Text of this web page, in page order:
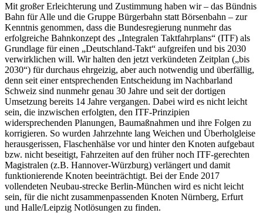
Mit großer Erleichterung und Zustimmung haben wir – das Bündnis
Bahn für Alle und die Gruppe Bürgerbahn statt Börsenbahn – zur
Kenntnis genommen, dass die Bundesregierung nunmehr das
erfolgreiche Bahnkonzept des „Integralen Taktfahrplans“ (ITF) als
Grundlage für einen „Deutschland-Takt“ aufgreifen und bis 2030
verwirklichen will. Wir halten den jetzt verkündeten Zeitplan („bis
2030“) für durchaus ehrgeizig, aber auch notwendig und überfällig,
denn seit einer entsprechenden Entscheidung im Nachbarland
Schweiz sind nunmehr genau 30 Jahre und seit der dortigen
Umsetzung bereits 14 Jahre vergangen. Dabei wird es nicht leicht
sein, die inzwischen erfolgten, den ITF-Prinzipien
widersprechenden Planungen, Baumaßnahmen und ihre Folgen zu
korrigieren. So wurden Jahrzehnte lang Weichen und Überholgleise
herausgerissen, Flaschenhälse vor und hinter den Knoten aufgebaut
bzw. nicht beseitigt, Fahrzeiten auf den früher noch ITF-gerechten
Magistralen (z.B. Hannover-Würzburg) verlängert und damit
funktionierende Knoten beeinträchtigt. Bei der Ende 2017
vollendeten Neubau-strecke Berlin-München wird es nicht leicht
sein, für die nicht zusammenpassenden Knoten Nürnberg, Erfurt
und Halle/Leipzig Notlösungen zu finden.